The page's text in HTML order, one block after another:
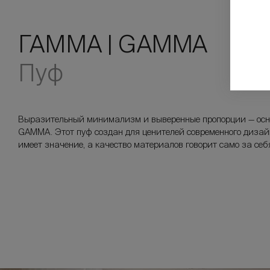
ГАММА | GAMMA
Пуф
Выразительный минимализм и выверенные пропорции —
GAMMA. Этот пуф создан для ценителей современного
имеет значение, а качество материалов говорит само за